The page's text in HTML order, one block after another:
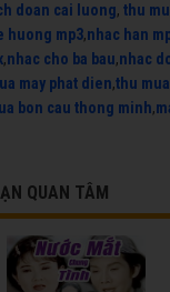
doan cai luong, thu
huong mp3,nhac han
,nhac cho ba bau,nhac
may phat dien,thu
bon cau thong minh,
QUAN TÂM